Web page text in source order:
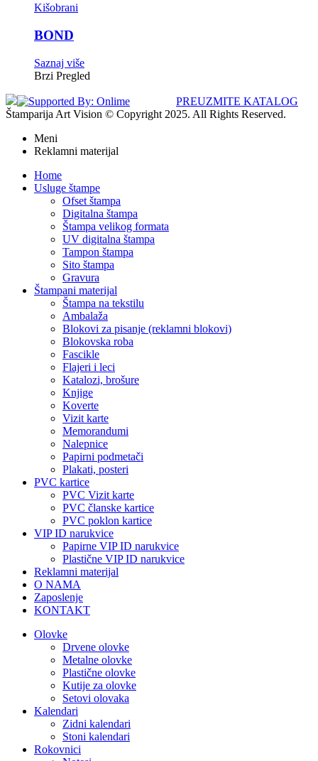
Kišobrani
BOND
Saznaj više
Brzi Pregled
PREUZMITE KATALOG
Štamparija Art Vision © Copyright 2025. All Rights Reserved.
Meni
Reklamni materijal
Home
Usluge štampe
Ofset štampa
Digitalna štampa
Štampa velikog formata
UV digitalna štampa
Tampon štampa
Sito štampa
Gravura
Štampani materijal
Štampa na tekstilu
Ambalaža
Blokovi za pisanje (reklamni blokovi)
Blokovska roba
Fascikle
Flajeri i leci
Katalozi, brošure
Knjige
Koverte
Vizit karte
Memorandumi
Nalepnice
Papirni podmetači
Plakati, posteri
PVC kartice
PVC Vizit karte
PVC članske kartice
PVC poklon kartice
VIP ID narukvice
Papirne VIP ID narukvice
Plastične VIP ID narukvice
Reklamni materijal
O NAMA
Zaposlenje
KONTAKT
Olovke
Drvene olovke
Metalne olovke
Plastične olovke
Kutije za olovke
Setovi olovaka
Kalendari
Zidni kalendari
Stoni kalendari
Rokovnici